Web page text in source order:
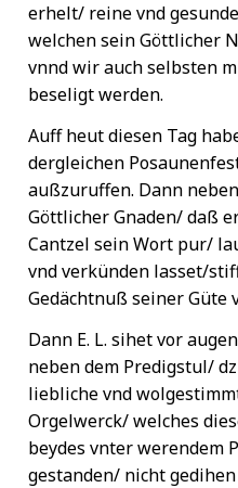
erhelt/ reine vnd
welchen sein Göttlicher
vnnd wir auch selbsten
beseligt werden.
Auff heut diesen Tag
dergleichen
außzuruffen. Dann
Göttlicher Gnaden/ daß
Cantzel sein Wort pur/
vnd verkünden lasset/
Gedächtnuß seiner Güte
Dann E. L. sihet vor
neben dem Predigstul/
liebliche vnd
Orgelwerck/ welches
beydes vnter werendem
gestanden/ nicht